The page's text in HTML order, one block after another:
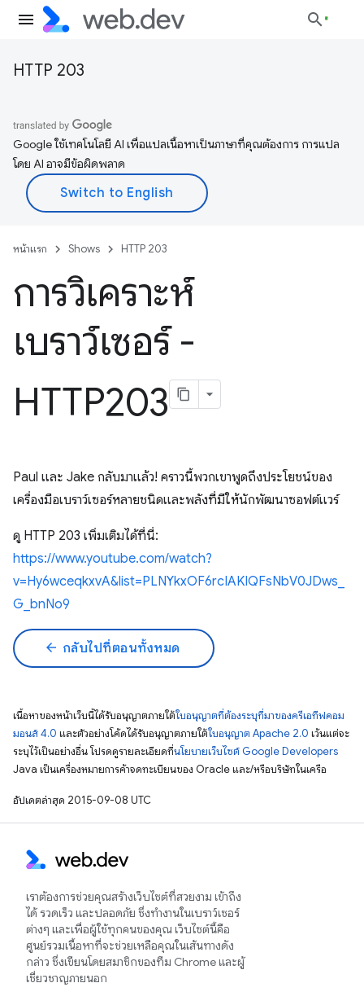
HTTP 203
Google ใช้เทคโนโลยี AI เพื่อแปลเนื้อหาเป็นภาษาที่คุณต้องการ การแปล
โดย AI อาจมีข้อผิดพลาด
หน้าแรก Shows HTTP 203
การวิเคราะห์
เบราว์เซอร์ -
HTTP203
Paul และ Jake กลับมาแล้ว! คราวนี้พวกเขาพูดถึงประโยชน์ของ
เครื่องมือเบราว์เซอร์หลายชนิดและพลังที่มีให้นักพัฒนาซอฟต์แวร์
ดู HTTP 203 เพิ่มเติมได้ที่นี่:
https://www.youtube.com/watch?
v=Hy6wceqkxvA&list=PLNYkxOF6rcIAKIQFsNbV0JDws_
G_bnNo9
arrow_back กลับไปที่ตอนทั้งหมด
เนื้อหาของหน้าเว็บนี้ได้รับอนุญาตภายใต้ใบอนุญาตที่ต้องระบุที่มาของครีเอทีฟคอม
มอนส์ 4.0 และตัวอย่างโค้ดได้รับอนุญาตภายใต้ใบอนุญาต Apache 2.0 เว้นแต่จะ
ระบุไว้เป็นอย่างอื่น โปรดดูรายละเอียดที่นโยบายเว็บไซต์ Google Developers
Java เป็นเครื่องหมายการค้าจดทะเบียนของ Oracle และ/หรือบริษัทในเครือ
อัปเดตล่าสุด 2015-09-08 UTC
เราต้องการช่วยคุณสร้างเว็บไซต์ที่สวยงาม เข้าถึง
ได้ รวดเร็ว และปลอดภัย ซึ่งทำงานในเบราว์เซอร์
ต่างๆ และเพื่อผู้ใช้ทุกคนของคุณ เว็บไซต์นี้คือ
ศูนย์รวมเนื้อหาที่จะช่วยเหลือคุณในเส้นทางดัง
กล่าว ซึ่งเขียนโดยสมาชิกของทีม Chrome และผู้
เชี่ยวชาญภายนอก